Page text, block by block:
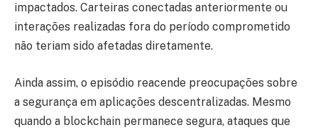
impactados. Carteiras conectadas anteriormente ou
interações realizadas fora do período comprometido
não teriam sido afetadas diretamente.
Ainda assim, o episódio reacende preocupações sobre
a segurança em aplicações descentralizadas. Mesmo
quando a blockchain permanece segura, ataques que